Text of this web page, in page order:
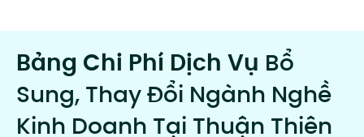
Bảng Chi Phí Dịch Vụ Bổ
Sung, Thay Đổi Ngành Nghề
Kinh Doanh Tại Thuận Thiên